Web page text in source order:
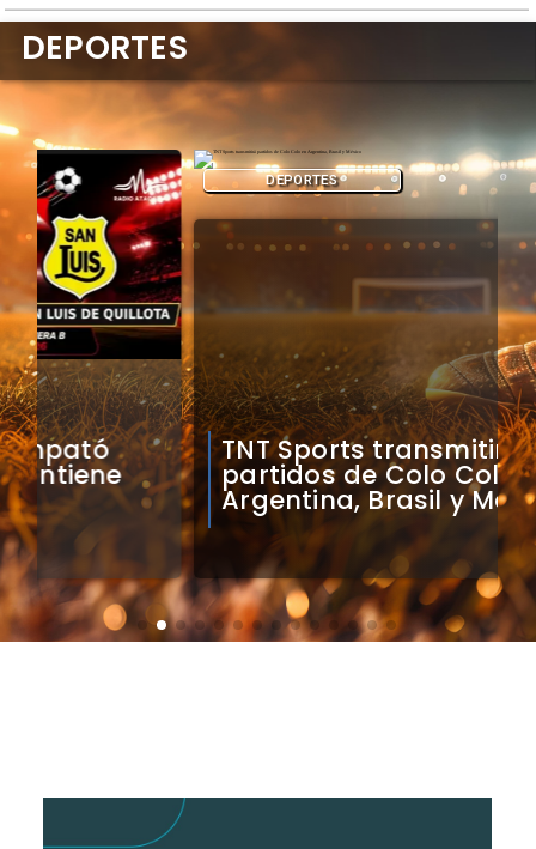
TNT Sports transmitirá
partidos de Colo Colo en
Argentina, Brasil y México
DEPORTES
DEPORTES